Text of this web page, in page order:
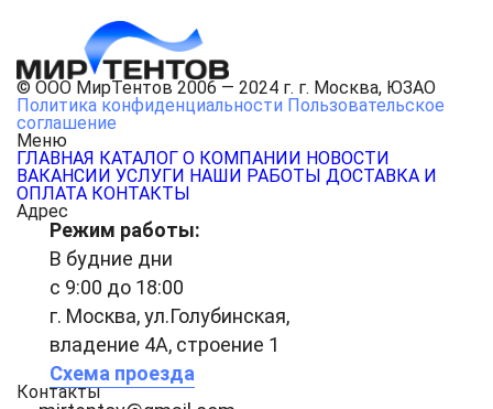
© ООО МирТентов 2006 — 2024 г. г. Москва, ЮЗАО
Политика конфиденциальности Пользовательское
соглашение
Меню
ГЛАВНАЯ КАТАЛОГ О КОМПАНИИ НОВОСТИ
ВАКАНСИИ УСЛУГИ НАШИ РАБОТЫ ДОСТАВКА И
ОПЛАТА КОНТАКТЫ
Адрес
Режим работы:
В будние дни
с 9:00 до 18:00
г. Москва, ул.Голубинская,
владение 4А, строение 1
Схема проезда
Контакты